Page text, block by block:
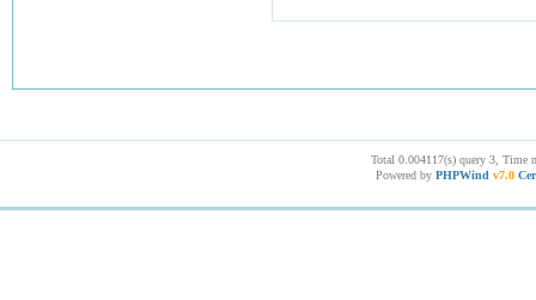
Total 0.004117(s) query 3, Time
Powered by PHPWind v7.0